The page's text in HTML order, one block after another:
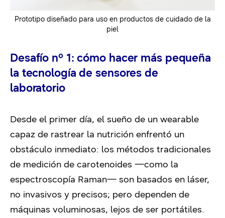
Prototipo diseñado para uso en productos de cuidado de la
piel
Desafío nº 1: cómo hacer más pequeña
la tecnología de sensores de
laboratorio
Desde el primer día, el sueño de un wearable
capaz de rastrear la nutrición enfrentó un
obstáculo inmediato: los métodos tradicionales
de medición de carotenoides —como la
espectroscopía Raman— son basados en láser,
no invasivos y precisos; pero dependen de
máquinas voluminosas, lejos de ser portátiles.